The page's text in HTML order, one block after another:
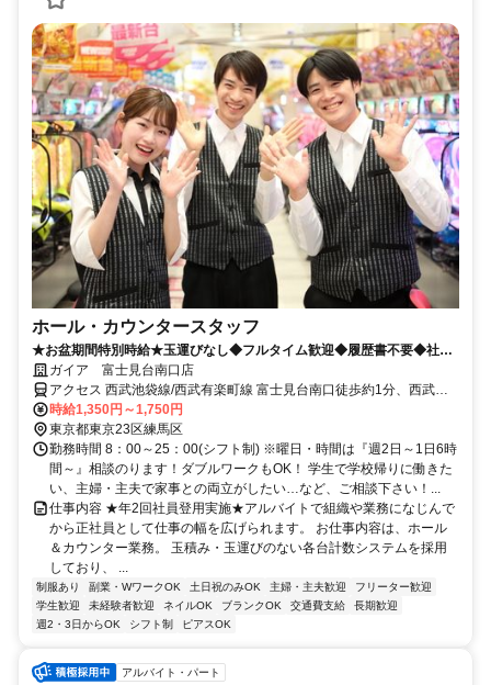
ホール・カウンタースタッフ
★お盆期間特別時給★玉運びなし◆フルタイム歓迎◆履歴書不要◆社員
登用あり
ガイア 富士見台南口店
アクセス 西武池袋線/西武有楽町線 富士見台南口徒歩約1分、西武池
袋線/西武有楽町線 中村橋徒歩約10分、西武池袋線/西武有楽町線 練馬
高野台南口徒歩約18分
時給1,350円～1,750円
東京都東京23区練馬区
勤務時間 8：00～25：00(シフト制) ※曜日・時間は『週2日～1日6時
間～』相談のります！ダブルワークもOK！ 学生で学校帰りに働きた
い、主婦・主夫で家事との両立がしたい…など、ご相談下さい！...
仕事内容 ★年2回社員登用実施★アルバイトで組織や業務になじんで
から正社員として仕事の幅を広げられます。 お仕事内容は、ホール
＆カウンター業務。 玉積み・玉運びのない各台計数システムを採用
しており、 ...
制服あり 副業・WワークOK 土日祝のみOK 主婦・主夫歓迎
フリーター歓迎
学生歓迎
未経験者歓迎 ネイルOK ブランクOK 交通費支給
長期歓迎
週2・3日からOK
シフト制 ピアスOK
アルバイト・パート